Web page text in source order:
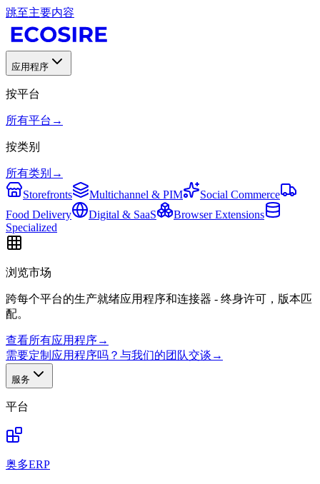
跳至主要内容
应用程序
按平台
所有平台 →
按类别
所有类别 →
Storefronts
Multichannel & PIM
Social Commerce
Food Delivery
Digital & SaaS
Browser Extensions
Specialized
浏览市场
跨每个平台的生产就绪应用程序和连接器 - 终身许可，版本匹
配。
查看所有应用程序→
需要定制应用程序吗？与我们的团队交谈 →
服务
平台
奥多ERP